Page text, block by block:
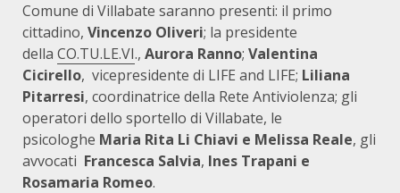
Comune di Villabate saranno presenti: il primo
cittadino, Vincenzo Oliveri; la presidente
della CO.TU.LE.VI., Aurora Ranno; Valentina
Cicirello, vicepresidente di LIFE and LIFE; Liliana
Pitarresi, coordinatrice della Rete Antiviolenza; gli
operatori dello sportello di Villabate, le
psicologhe Maria Rita Li Chiavi e Melissa Reale, gli
avvocati Francesca Salvia, Ines Trapani e
Rosamaria Romeo.